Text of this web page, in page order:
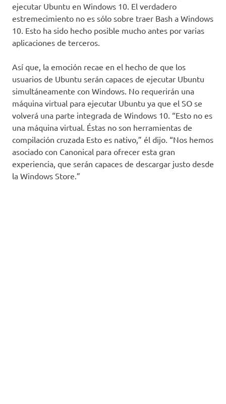
ejecutar Ubuntu en Windows 10. El verdadero
estremecimiento no es sólo sobre traer Bash a Windows
10. Esto ha sido hecho posible mucho antes por varias
aplicaciones de terceros.
Así que, la emoción recae en el hecho de que los
usuarios de Ubuntu serán capaces de ejecutar Ubuntu
simultáneamente con Windows. No requerirán una
máquina virtual para ejecutar Ubuntu ya que el SO se
volverá una parte integrada de Windows 10. “Esto no es
una máquina virtual. Éstas no son herramientas de
compilación cruzada Esto es nativo,” él dijo. “Nos hemos
asociado con Canonical para ofrecer esta gran
experiencia, que serán capaces de descargar justo desde
la Windows Store.”